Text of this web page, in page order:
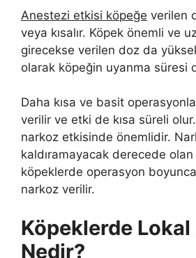
Anestezi etkisi köpeğe verilen
veya kısalır. Köpek önemli ve
girecekse verilen doz da
olarak köpeğin uyanma süresi
Daha kısa ve basit
verilir ve etki de kısa süreli
narkoz etkisinde önemlidir.
kaldıramayacak derecede
köpeklerde operasyon
narkoz verilir.
Köpeklerde
Nedir?